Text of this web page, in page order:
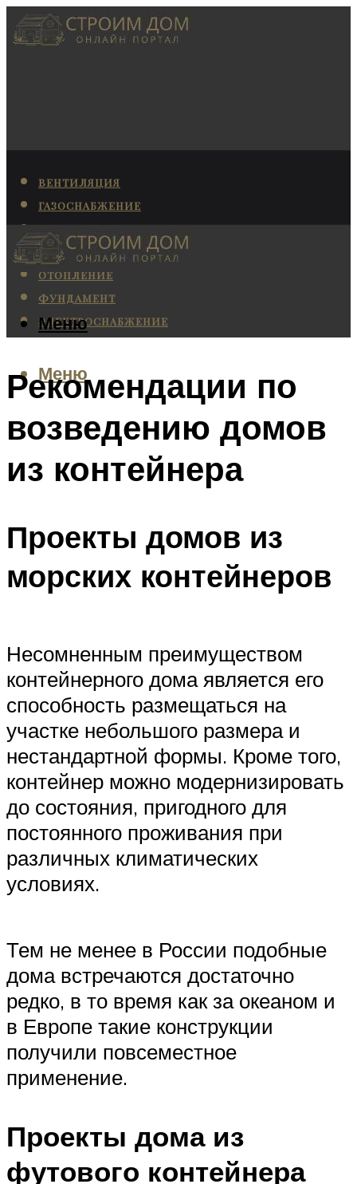
ВЕНТИЛЯЦИЯ
ГАЗОСНАБЖЕНИЕ
КАНАЛИЗАЦИЯ
КОНДИЦИОНИРОВАНИЕ
ОТОПЛЕНИЕ
ФУНДАМЕНТ
ЭЛЕКТРОСНАБЖЕНИЕ
Меню
Меню
Рекомендации по
возведению домов
из контейнера
Проекты домов из
морских контейнеров
Несомненным преимуществом
контейнерного дома является его
способность размещаться на
участке небольшого размера и
нестандартной формы. Кроме того,
контейнер можно модернизировать
до состояния, пригодного для
постоянного проживания при
различных климатических
условиях.
Тем не менее в России подобные
дома встречаются достаточно
редко, в то время как за океаном и
в Европе такие конструкции
получили повсеместное
применение.
Проекты дома из
футового контейнера